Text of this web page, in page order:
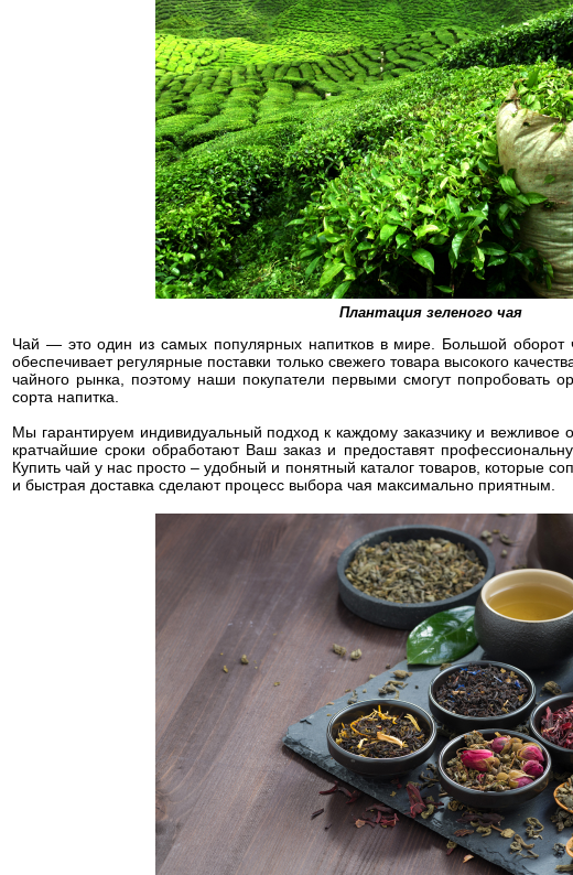
Плантация зеленого чая
Чай — это один из самых популярных напитков в мире. Большой оборот
обеспечивает регулярные поставки только свежего товара высокого
чайного рынка, поэтому наши покупатели первыми смогут попробовать
сорта напитка.
Мы гарантируем индивидуальный подход к каждому заказчику и
кратчайшие сроки обработают Ваш заказ и предоставят
Купить чай у нас просто – удобный и понятный каталог товаров, которые
и быстрая доставка сделают процесс выбора чая максимально приятным.